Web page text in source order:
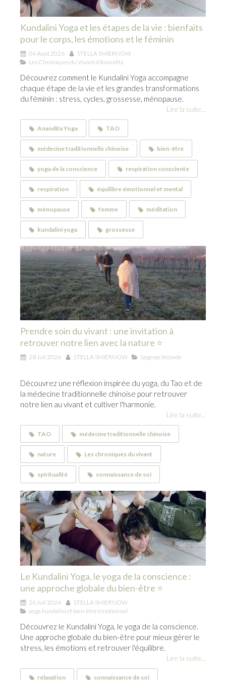
Kundalini Yoga et les étapes de la vie : bienfaits
pour le corps, les émotions et le féminin
04 Août 2026
STELLA SMIERNOW
Les Chroniques du Vivant d'Anandita
Découvrez comment le Kundalini Yoga accompagne
chaque étape de la vie et les grandes transformations
du féminin : stress, cycles, grossesse, ménopause.
Lire la suite...
Anandita Yoga TAO
médecine traditionnelle chinoise bien-être
yoga de la conscience respiration consciente
respiration équilibre émotionnel et mental
ménopause femme méditation
kundalini yoga grossesse
Prendre soin du vivant : une invitation à
retrouver notre lien avec la nature ⭐
28 Juil 2026 STELLA SMIERNOW Sagesse féconde
Découvrez une réflexion inspirée du yoga, du Tao et de
la médecine traditionnelle chinoise pour retrouver
notre lien au vivant et cultiver l'harmonie.
Lire la suite...
TAO médecine traditionnelle chinoise
nature Les chroniques du vivant
spiritualité connaissance de soi
Le Kundalini Yoga, le yoga de la conscience :
une approche globale du bien-être ⭐
26 Juil 2026
STELLA SMIERNOW
yoga kundalini et bien-être émotionnel
Découvrez le Kundalini Yoga, le yoga de la conscience.
Une approche globale du bien-être pour mieux gérer le
stress, les émotions et retrouver l'équilibre.
Lire la suite...
relaxation connaissance de soi